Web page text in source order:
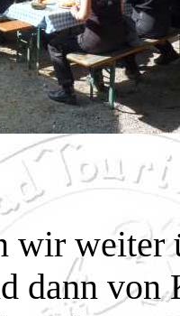
wir weiter
dann